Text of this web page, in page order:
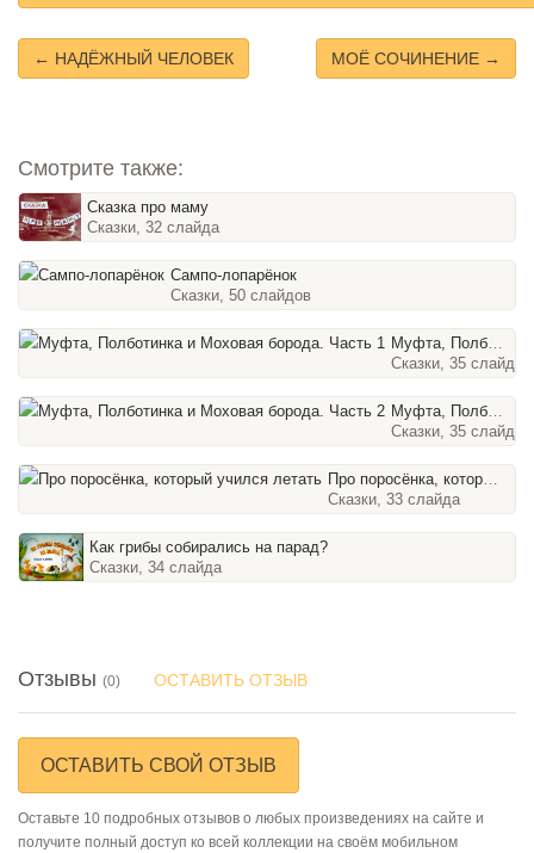
← НАДЁЖНЫЙ ЧЕЛОВЕК МОЁ СОЧИНЕНИЕ →
Смотрите также:
Сказка про маму
Сказки, 32 слайда
Сампо-лопарёнок
Сказки, 50 слайдов
Муфта, Полботинка и Моховая борода. Часть 1
Сказки, 35 слайдов
Муфта, Полботинка и Моховая борода. Часть 2
Сказки, 35 слайдов
Про поросёнка, который учился летать
Сказки, 33 слайда
Как грибы собирались на парад?
Сказки, 34 слайда
Отзывы (0) ОСТАВИТЬ ОТЗЫВ
ОСТАВИТЬ СВОЙ ОТЗЫВ
Оставьте 10 подробных отзывов о любых произведениях на сайте и
получите полный доступ ко всей коллекции на своём мобильном